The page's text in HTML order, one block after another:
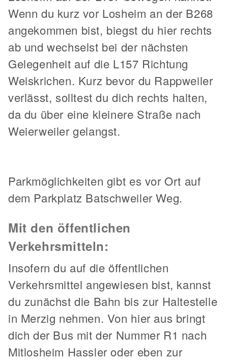
Wenn du kurz vor Losheim an der B268
angekommen bist, biegst du hier rechts
ab und wechselst bei der nächsten
Gelegenheit auf die L157 Richtung
Weiskrichen. Kurz bevor du Rappweiler
verlässt, solltest du dich rechts halten,
da du über eine kleinere Straße nach
Weierweiler gelangst.
Parkmöglichkeiten gibt es vor Ort auf
dem Parkplatz Batschweiler Weg.
Mit den öffentlichen
Verkehrsmitteln:
Insofern du auf die öffentlichen
Verkehrsmittel angewiesen bist, kannst
du zunächst die Bahn bis zur Haltestelle
in Merzig nehmen. Von hier aus bringt
dich der Bus mit der Nummer R1 nach
Mitlosheim Hassler oder eben zur